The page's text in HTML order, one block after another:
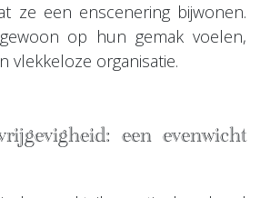
ze een enscenering bijwonen.
op hun gemak voelen,
vlekkeloze organisatie.
een evenwicht